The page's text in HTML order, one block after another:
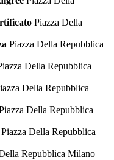
Piazza Della
Piazza Della Repubblica
Della Repubblica
Della Repubblica
Della Repubblica
Piazza Della Repubblica
Repubblica Milano